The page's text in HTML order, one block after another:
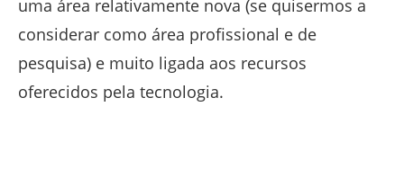
uma área relativamente nova (se quisermos a
considerar como área profissional e de
pesquisa) e muito ligada aos recursos
oferecidos pela tecnologia.